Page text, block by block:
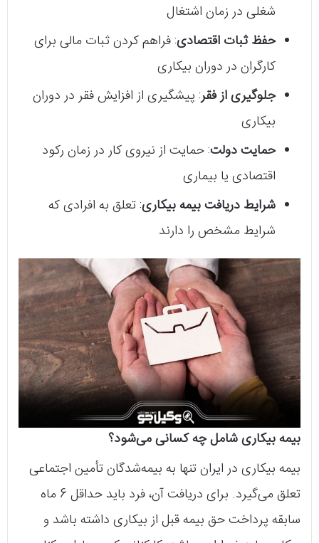
شغلی در زمان اشتغال
حفظ ثبات اقتصادی: فراهم کردن ثبات مالی برای
کارگران در دوران بیکاری
جلوگیری از فقر: پیشگیری از افزایش فقر در دوران
بیکاری
حمایت دولت: حمایت از نیروی کار در زمان رکود
اقتصادی یا بیماری
شرایط دریافت بیمه بیکاری: تعلق به افرادی که
شرایط مشخص را دارند
بیمه بیکاری شامل چه کسانی می‌شود؟
بیمه بیکاری در ایران تنها به بیمه‌شدگان تأمین اجتماعی
تعلق می‌گیرد. برای دریافت آن، فرد باید حداقل 6 ماه
سابقه پرداخت حق بیمه قبل از بیکاری داشته باشد و